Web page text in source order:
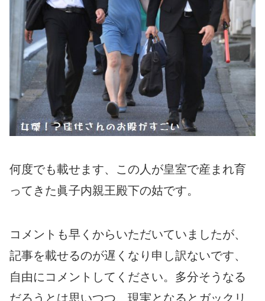
何度でも載せます、この人が皇室で産まれ育
ってきた眞子内親王殿下の姑です。
コメントも早くからいただいていましたが、
記事を載せるのが遅くなり申し訳ないです、
自由にコメントしてください。多分そうなる
だろうとは思いつつ、現実となるとガックリ